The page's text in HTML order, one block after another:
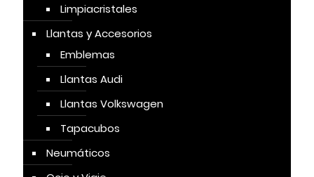
Limpiacristales
Llantas y Accesorios
Emblemas
Llantas Audi
Llantas Volkswagen
Tapacubos
Neumáticos